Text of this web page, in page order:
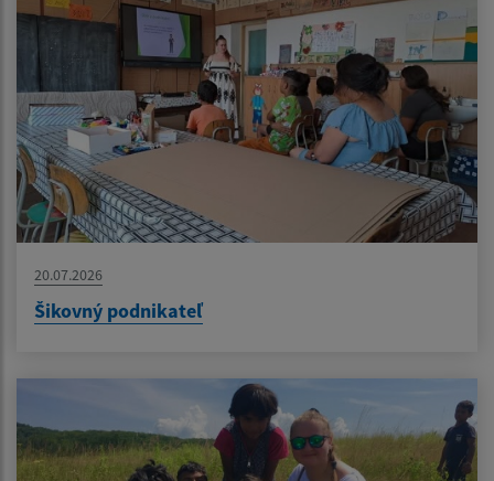
20.07.2026
Šikovný podnikateľ